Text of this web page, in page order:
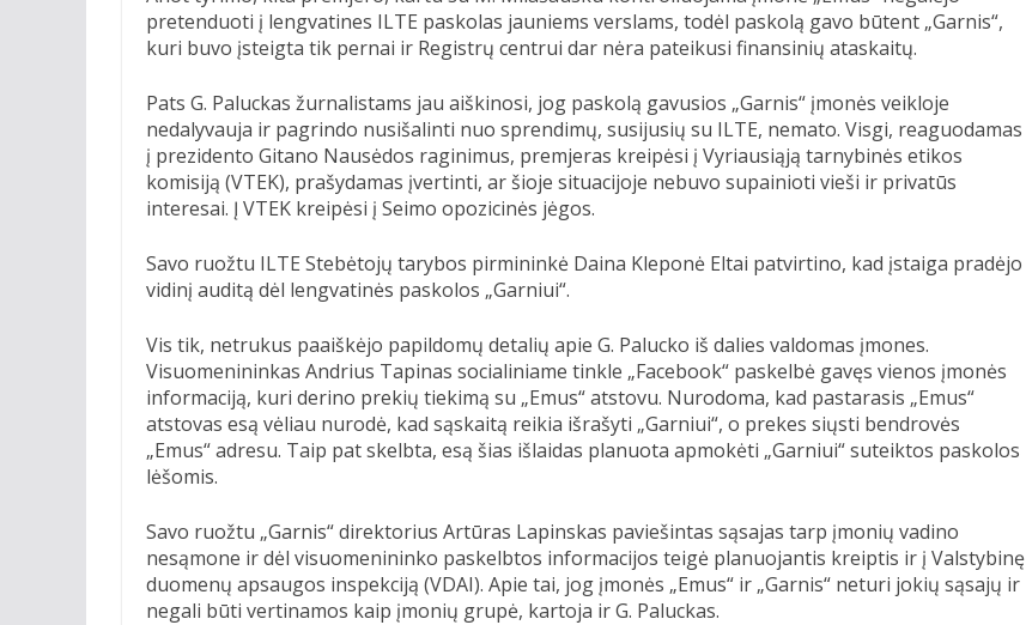
pretenduoti į lengvatines ILTE paskolas jauniems verslams, todėl paskolą gavo būtent „Garnis“,
kuri buvo įsteigta tik pernai ir Registrų centrui dar nėra pateikusi finansinių ataskaitų.
Pats G. Paluckas žurnalistams jau aiškinosi, jog paskolą gavusios „Garnis“ įmonės veikloje
nedalyvauja ir pagrindo nusišalinti nuo sprendimų, susijusių su ILTE, nemato. Visgi, reaguodamas
į prezidento Gitano Nausėdos raginimus, premjeras kreipėsi į Vyriausiąją tarnybinės etikos
komisiją (VTEK), prašydamas įvertinti, ar šioje situacijoje nebuvo supainioti vieši ir privatūs
interesai. Į VTEK kreipėsi į Seimo opozicinės jėgos.
Savo ruožtu ILTE Stebėtojų tarybos pirmininkė Daina Kleponė Eltai patvirtino, kad įstaiga pradėjo
vidinį auditą dėl lengvatinės paskolos „Garniui“.
Vis tik, netrukus paaiškėjo papildomų detalių apie G. Palucko iš dalies valdomas įmones.
Visuomenininkas Andrius Tapinas socialiniame tinkle „Facebook“ paskelbė gavęs vienos įmonės
informaciją, kuri derino prekių tiekimą su „Emus“ atstovu. Nurodoma, kad pastarasis „Emus“
atstovas esą vėliau nurodė, kad sąskaitą reikia išrašyti „Garniui“, o prekes siųsti bendrovės
„Emus“ adresu. Taip pat skelbta, esą šias išlaidas planuota apmokėti „Garniui“ suteiktos paskolos
lėšomis.
Savo ruožtu „Garnis“ direktorius Artūras Lapinskas paviešintas sąsajas tarp įmonių vadino
nesąmone ir dėl visuomenininko paskelbtos informacijos teigė planuojantis kreiptis ir į Valstybinę
duomenų apsaugos inspekciją (VDAI). Apie tai, jog įmonės „Emus“ ir „Garnis“ neturi jokių sąsajų ir
negali būti vertinamos kaip įmonių grupė, kartoja ir G. Paluckas.